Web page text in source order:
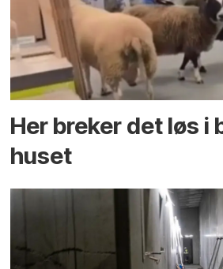
Her breker det løs
huset